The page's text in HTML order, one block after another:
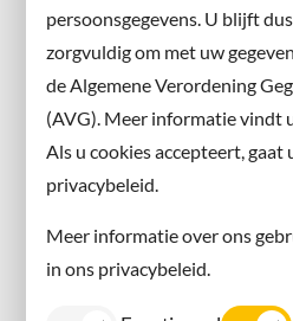
persoonsgegevens. U blijft
zorgvuldig om met uw
de Algemene Verordening
(AVG). Meer informatie vindt
Als u cookies accepteert, gaat
privacybeleid.
Meer informatie over ons
in ons privacybeleid.
X
Instagram
Contact met de
Contact
Information in English